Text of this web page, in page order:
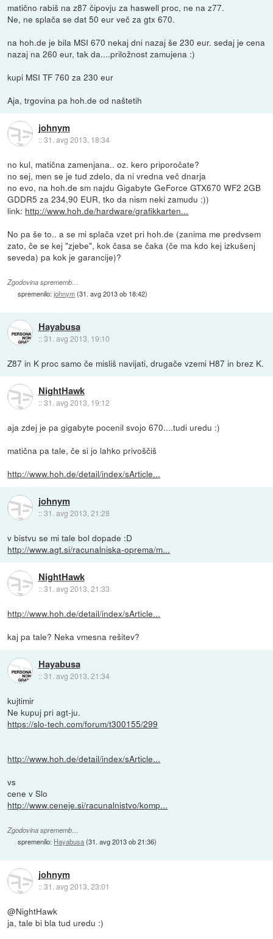
matično rabiš na z87 čipovju za haswell proc, ne na z77.
Ne, ne splača se dat 50 eur več za gtx 670.
na hoh.de je bila MSI 670 nekaj dni nazaj še 230 eur. sedaj je cena
nazaj na 260 eur, tak da....priložnost zamujena :)
kupi MSI TF 760 za 230 eur
Aja, trgovina pa hoh.de od naštetih
johnym
::31. avg 2013, 18:34
no kul, matična zamenjana.. oz. kero priporočate?
no sej, men se je tud zdelo, da ni vredna več dnarja
no evo, na hoh.de sm najdu Gigabyte GeForce GTX670 WF2 2GB
GDDR5 za 234,90 EUR, tko da nism neki zamudu :))
link: http://www.hoh.de/hardware/grafikkarten...
No pa še to.. a se mi splača vzet pri hoh.de (zanima me predvsem
zato, če se kej "zjebe", kok časa se čaka (če ma kdo kej izkušenj
seveda) pa kok je garancije)?
Zgodovina sprememb…
spremenilo:johnym(31. avg 2013 ob 18:42)
Hayabusa
::31. avg 2013, 19:10
Z87 in K proc samo če misliš navijati, drugače vzemi H87 in brez K.
NightHawk
::31. avg 2013, 19:12
aja zdej je pa gigabyte pocenil svojo 670....tudi uredu :)
matična pa tale, če si jo lahko privoščiš
http://www.hoh.de/detail/index/sArticle...
johnym
::31. avg 2013, 21:28
v bistvu se mi tale bol dopade :D
http://www.agt.si/racunalniska-oprema/m...
NightHawk
::31. avg 2013, 21:33
http://www.hoh.de/detail/index/sArticle...
kaj pa tale? Neka vmesna rešitev?
Hayabusa
::31. avg 2013, 21:34
kujtimir
Ne kupuj pri agt-ju.
https://slo-tech.com/forum/t300155/299
http://www.hoh.de/detail/index/sArticle...
vs
cene v Slo
http://www.ceneje.si/racunalnistvo/komp...
Zgodovina sprememb…
spremenilo: Hayabusa(31. avg 2013 ob 21:36)
johnym
::31. avg 2013, 23:01
@NightHawk
ja, tale bi bla tud uredu :)